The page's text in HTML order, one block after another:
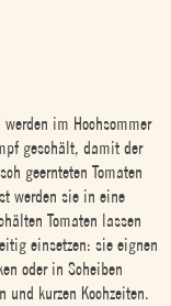
im Hochsommer
geschält, damit der
geernteten Tomaten
werden sie in eine
Tomaten lassen
einsetzen: sie eignen
oder in Scheiben
und kurzen Kochzeiten.